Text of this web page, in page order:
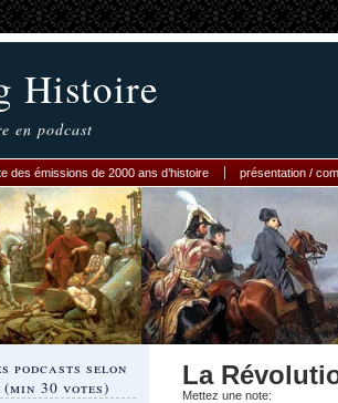
Histoire
en podcast
des émissions de 2000 ans d’histoire présentation /
podcasts selon
30 votes)
La
Mettez une note: